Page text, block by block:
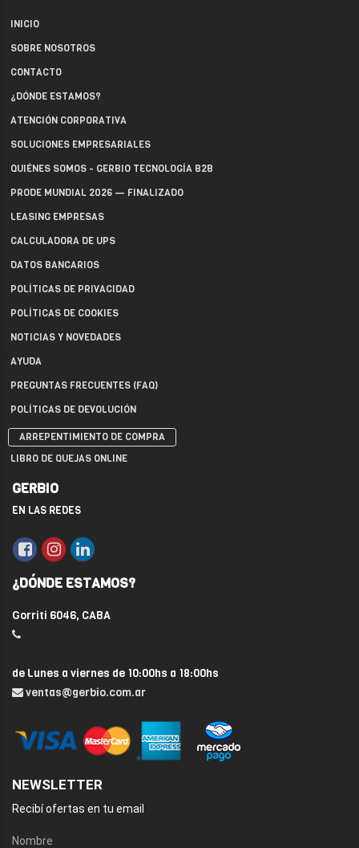
INICIO
SOBRE NOSOTROS
CONTACTO
¿DÓNDE ESTAMOS?
ATENCIÓN CORPORATIVA
SOLUCIONES EMPRESARIALES
QUIÉNES SOMOS - GERBIO TECNOLOGÍA B2B
PRODE MUNDIAL 2026 — FINALIZADO
LEASING EMPRESAS
CALCULADORA DE UPS
DATOS BANCARIOS
POLÍTICAS DE PRIVACIDAD
POLÍTICAS DE COOKIES
NOTICIAS Y NOVEDADES
AYUDA
PREGUNTAS FRECUENTES (FAQ)
POLÍTICAS DE DEVOLUCIÓN
ARREPENTIMIENTO DE COMPRA
LIBRO DE QUEJAS ONLINE
GERBIO
EN LAS REDES
¿DÓNDE ESTAMOS?
Gorriti 6046, CABA
de Lunes a viernes de 10:00hs a 18:00hs
ventas@gerbio.com.ar
NEWSLETTER
Recibí ofertas en tu email